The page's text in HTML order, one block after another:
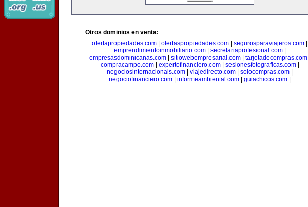
Otros dominios en venta:
ofertapropiedades.com
ofertaspropiedades.com segurosparaviajeros.com
emprendimientoinmobiliario.com| secretariaprofesional.com|
empresasdominicanas.com| sitiowebempresarial.com| tarjetadecompras.com|
compracampo.com| expertofinanciero.com| sesionesfotograficas.com|
negociosinternacionais.com
viajedirecto.com solocompras.com
negociofinanciero.com
informeambiental.com guiachicos.com